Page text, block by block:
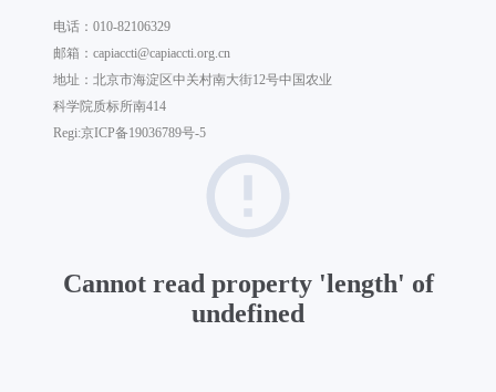
Cannot read property 'length' of
undefined
电话：010-82106329
邮箱：capiaccti@capiaccti.org.cn
地址：北京市海淀区中关村南大街12号中国农业
科学院质标所南414
Regi:京ICP备19036789号-5